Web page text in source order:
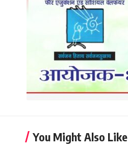
You Might Also Like